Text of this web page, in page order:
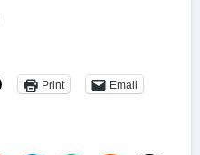
Print Email